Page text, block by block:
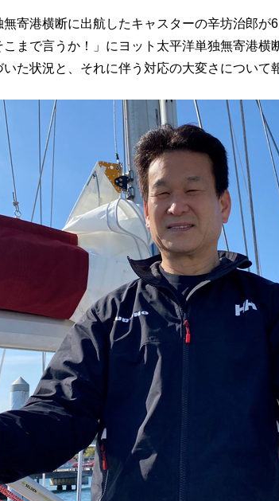
無寄港横断に出航したキャスターの辛坊治郎が
で言うか！」にヨット太平洋単独無寄港横
いた状況と、それに伴う対応の大変さについて